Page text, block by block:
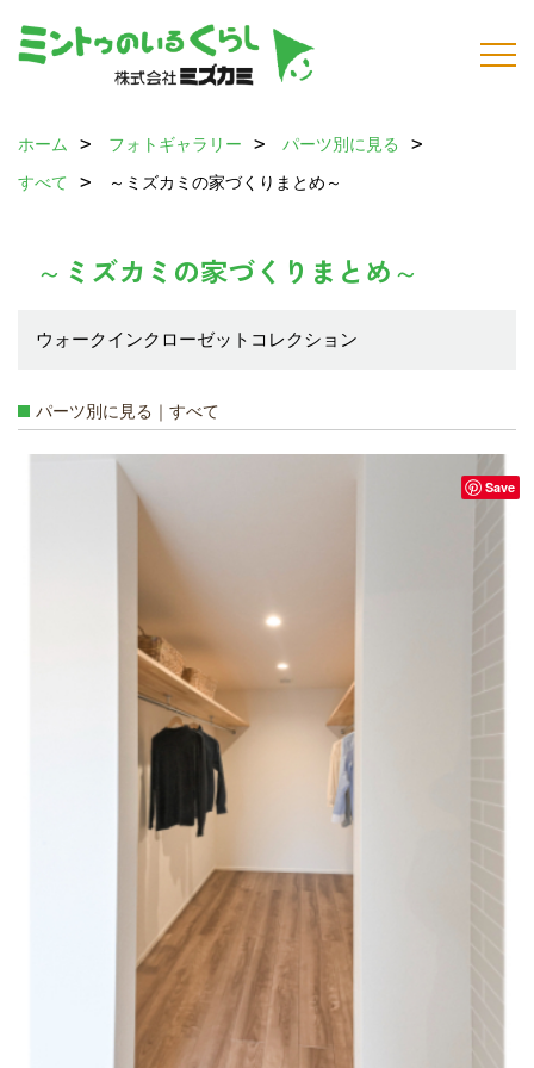
ホーム フォトギャラリー
パーツ別に見る
すべて
～ミズカミの家づくりまとめ～
～ミズカミの家づくりまとめ～
ウォークインクローゼットコレクション
パーツ別に見る｜すべて
Save